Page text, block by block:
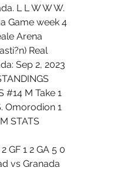
L L W W W.
Game week 4
Arena
Real
Sep 2, 2023
#14 M Take 1
Omorodion 1
STATS
GF 1 2 GA 5 0
vs Granada